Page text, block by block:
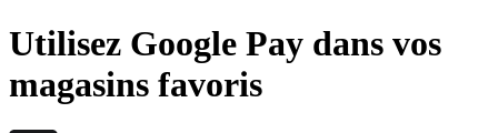
Utilisez Google Pay dans vos
magasins favoris